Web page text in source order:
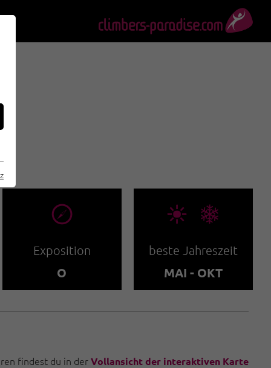
🞂
Exposition
O
🞀🖈
beste Jahreszeit
MAI - OKT
findest du in derVollansicht der interaktiven Karte